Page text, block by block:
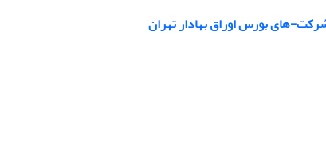
های بورس اوراق بهادار تهران